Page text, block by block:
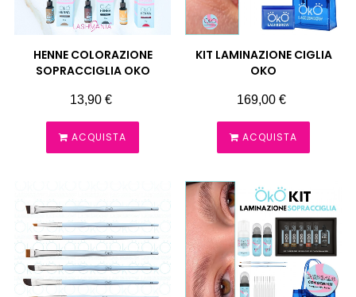
HENNE COLORAZIONE
SOPRACCIGLIA OKO
Prezzo
13,90 €
ACQUISTA
KIT LAMINAZIONE CIGLIA
OKO
Prezzo
169,00 €
ACQUISTA